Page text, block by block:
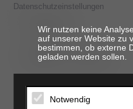
Datenschutzeinstellungen
Wir nutzen keine
auf unserer Website zu
bestimmen, ob externe
geladen werden sollen.
Notwendig
t. 06821 17 94 94